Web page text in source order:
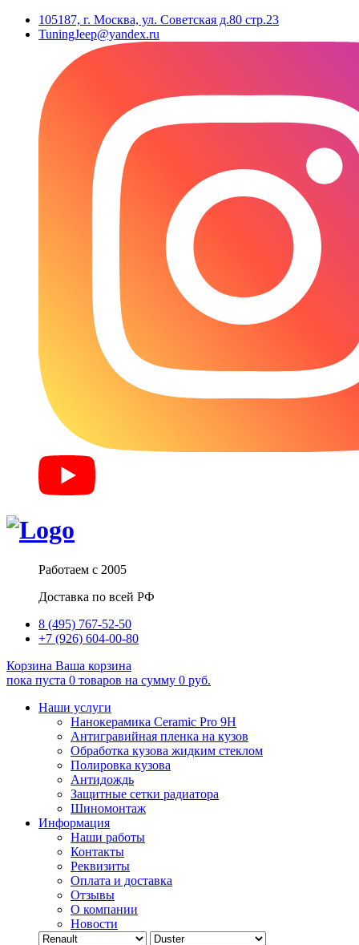
105187, г. Москва, ул. Советская д.80 стр.23
TuningJeep@yandex.ru
Работаем с 2005
Доставка по всей РФ
8 (495) 767-52-50
+7 (926) 604-00-80
Корзина Ваша корзина
пока пуста 0 товаров на сумму 0 руб.
Наши услуги
Нанокерамика Ceramic Pro 9H
Антигравийная пленка на кузов
Обработка кузова жидким стеклом
Полировка кузова
Антидождь
Защитные сетки радиатора
Шиномонтаж
Информация
Наши работы
Контакты
Реквизиты
Оплата и доставка
Отзывы
О компании
Новости